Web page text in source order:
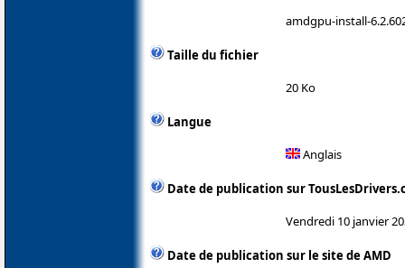
amdgpu-install-
Taille du fichier
20 Ko
Langue
Anglais
Date de publication sur
Vendredi 10 janvier
Date de publication sur le site de AMD